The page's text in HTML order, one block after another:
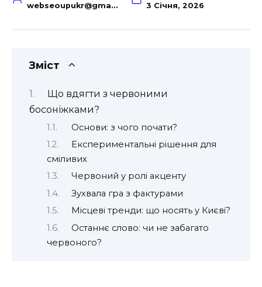
webseoupukr@gmail.com 3 Січня, 2026
Зміст
Що вдягти з червоними
босоніжками?
Основи: з чого почати?
Експериментальні рішення для
сміливих
Червоний у ролі акценту
Зухвала гра з фактурами
Місцеві тренди: що носять у Києві?
Останнє слово: чи не забагато
червоного?